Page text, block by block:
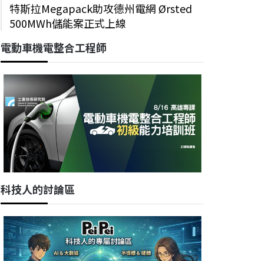
特斯拉Megapack助攻德州電網 Ørsted
500MWh儲能案正式上線
電動車機電整合工程師
科技人的討論區